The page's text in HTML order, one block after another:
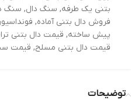
بتنی یک طرفه, سنگ دال, سنگ
فروش دال بتنی آماده,
پیش ساخته, قیمت دال بتنی
قیمت دال بتنی مسلح, قیمت
توضیحات